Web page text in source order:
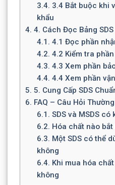
3.4. 3.4 Bắt buộc khi
khẩu
4. 4. Cách Đọc Bảng
4.1. 4.1 Đọc phần
4.2. 4.2 Kiểm tra
4.3. 4.3 Xem phần
4.4. 4.4 Xem phần
5. 5. Cung Cấp SDS
6. FAQ – Câu Hỏi
6.1. SDS và MSDS
6.2. Hóa chất nào
6.3. Một SDS có thể
không
6.4. Khi mua hóa
không